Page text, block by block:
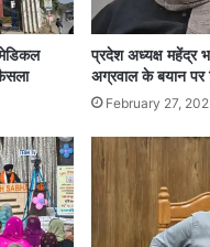
प्रदेश अध्यक्ष महेंद्र
अग्रवाल के बयान पर
February 27,